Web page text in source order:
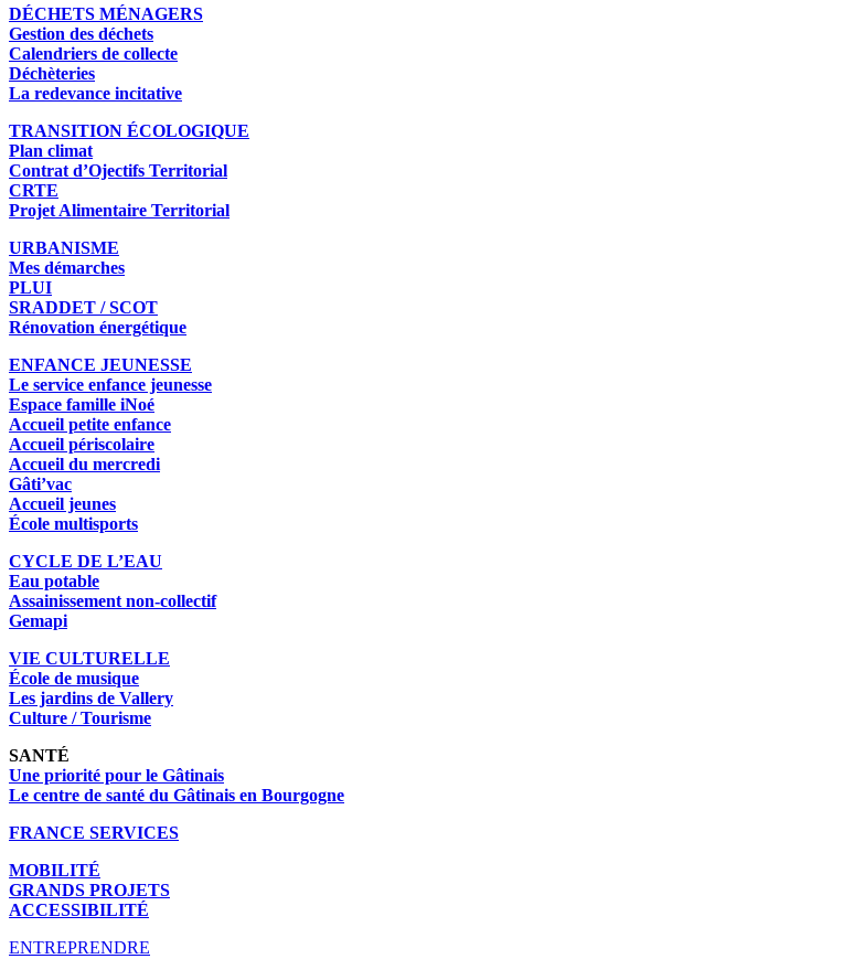
DÉCHETS MÉNAGERS
Gestion des déchets
Calendriers de collecte
Déchèteries
La redevance incitative
TRANSITION ÉCOLOGIQUE
Plan climat
Contrat d’Ojectifs Territorial
CRTE
Projet Alimentaire Territorial
URBANISME
Mes démarches
PLUI
SRADDET / SCOT
Rénovation énergétique
ENFANCE JEUNESSE
Le service enfance jeunesse
Espace famille iNoé
Accueil petite enfance
Accueil périscolaire
Accueil du mercredi
Gâti’vac
Accueil jeunes
École multisports
CYCLE DE L’EAU
Eau potable
Assainissement non-collectif
Gemapi
VIE CULTURELLE
École de musique
Les jardins de Vallery
Culture / Tourisme
SANTÉ
Une priorité pour le Gâtinais
Le centre de santé du Gâtinais en Bourgogne
FRANCE SERVICES
MOBILITÉ
GRANDS PROJETS
ACCESSIBILITÉ
ENTREPRENDRE